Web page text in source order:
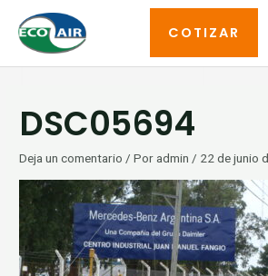
contenido
COTIZAR
DSC05694
Deja un comentario / Por admin / 22 de junio